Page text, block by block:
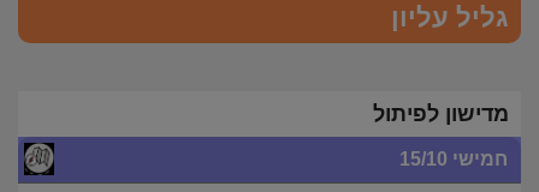
גליל עליון
מדישון לפיתול
חמישי 15/10